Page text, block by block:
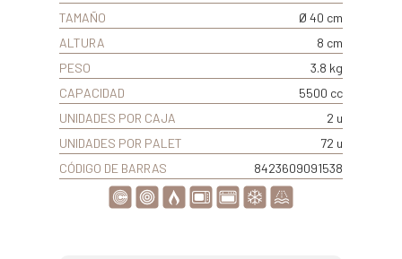
TAMAÑO
Ø 40 cm
ALTURA
8 cm
PESO
3.8 kg
CAPACIDAD
5500 cc
UNIDADES POR CAJA
2 u
UNIDADES POR PALET
72 u
CÓDIGO DE BARRAS
8423609091538